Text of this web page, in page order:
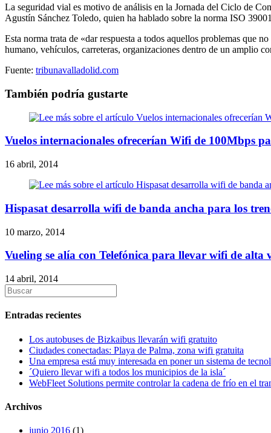
La seguridad vial es motivo de análisis en la Jornada del Ciclo de
Agustín Sánchez Toledo, quien ha hablado sobre la norma ISO
Esta norma trata de «dar respuesta a todos aquellos problemas que
humano, vehículos, carreteras, organizaciones dentro de un amplio
Fuente: tribunavalladolid.com
También podría gustarte
Vuelos internacionales ofrecerían Wifi de 100Mbps
16 abril, 2014
Hispasat desarrolla wifi de banda ancha para los
10 marzo, 2014
Vueling se alía con Telefónica para llevar wifi de alta
14 abril, 2014
Buscar
en
esta
web
Entradas recientes
Los autobuses de Bizkaibus llevarán wifi gratuito
Ciudades conectadas: Playa de Palma, zona wifi gratuita
Una empresa está muy interesada en poner un sistema de
´Quiero llevar wifi a todos los municipios de la isla´
WebFleet Solutions permite controlar la cadena de frío en el
Archivos
junio 2016 (1)